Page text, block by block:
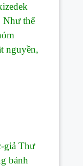
Như thế
nguyền,
Thư
bánh